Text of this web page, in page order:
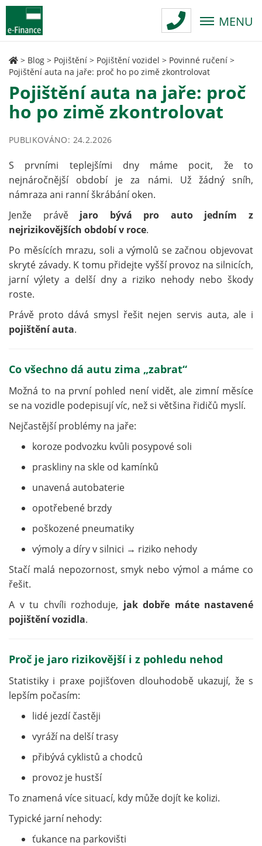
MENU
> Blog > Pojištění > Pojištění vozidel > Povinné ručení >
Pojištění auta na jaře: proč ho po zimě zkontrolovat
Pojištění auta na jaře: proč
ho po zimě zkontrolovat
PUBLIKOVÁNO: 24.2.2026
S prvními teplejšími dny máme pocit, že to
nejnáročnější období je za námi. Už žádný sníh,
námraza ani ranní škrábání oken.
Jenže právě jaro bývá pro auto jedním z
nejrizikovějších období v roce.
Po měsících mrazu, soli a výmolů se začnou objevovat
skryté závady. K tomu přidejte vyšší provoz na silnicích,
jarní výlety a delší dny a riziko nehody nebo škody
roste.
Právě proto dává smysl řešit nejen servis auta, ale i
pojištění auta.
Co všechno dá autu zima „zabrat“
Možná to na první pohled není vidět, ale zimní měsíce
se na vozidle podepisují víc, než si většina řidičů myslí.
Nejčastější problémy na jaře:
koroze podvozku kvůli posypové soli
praskliny na skle od kamínků
unavená autobaterie
opotřebené brzdy
poškozené pneumatiky
výmoly a díry v silnici → riziko nehody
Stačí malá nepozornost, smyk nebo výmol a máme co
řešit.
A v tu chvíli rozhoduje, jak dobře máte nastavené
pojištění vozidla.
Proč je jaro rizikovější i z pohledu nehod
Statistiky i praxe pojišťoven dlouhodobě ukazují, že s
lepším počasím:
lidé jezdí častěji
vyráží na delší trasy
přibývá cyklistů a chodců
provoz je hustší
To znamená více situací, kdy může dojít ke kolizi.
Typické jarní nehody:
ťukance na parkovišti